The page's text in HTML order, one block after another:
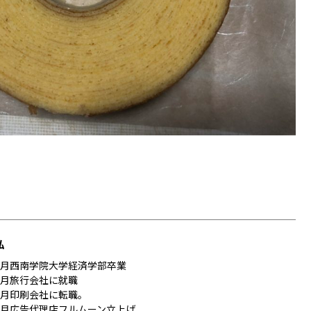
西南学院大学経済学部卒業
旅行会社に就職
印刷会社に転職。